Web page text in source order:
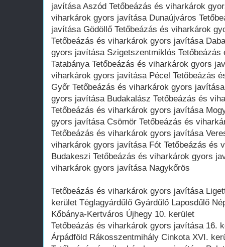
javítása Aszód Tetőbeázás és viharkárok
viharkárok gyors javítása Dunaújváros
javítása Gödöllő Tetőbeázás és viharkárok
Tetőbeázás és viharkárok gyors javítása
gyors javítása Szigetszentmiklós
Tatabánya Tetőbeázás és viharkárok gyors
viharkárok gyors javítása Pécel Tetőbeázás
Győr Tetőbeázás és viharkárok gyors
gyors javítása Budakalász Tetőbeázás és
Tetőbeázás és viharkárok gyors javítása
gyors javítása Csömör Tetőbeázás és
Tetőbeázás és viharkárok gyors javítása
viharkárok gyors javítása Fót Tetőbeázás és
Budakeszi Tetőbeázás és viharkárok gyors
viharkárok gyors javítása Nagykőrös
Tetőbeázás és viharkárok gyors javítása
kerület Téglagyárdűlő Gyárdűlő Laposdűlő
Kőbánya-Kertváros Újhegy 10. kerület
Tetőbeázás és viharkárok gyors javítása 16.
Árpádföld Rákosszentmihály Cinkota XVI.